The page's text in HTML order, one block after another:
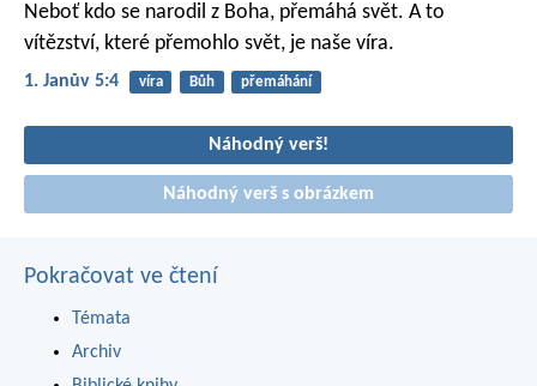
Neboť kdo se narodil z Boha, přemáhá svět. A to
vítězství, které přemohlo svět, je naše víra.
1. Janův 5:4 víra Bůh přemáhání
Náhodný verš!
Náhodný verš s obrázkem
Pokračovat ve čtení
Témata
Archiv